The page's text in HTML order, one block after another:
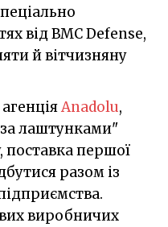
від BMC Defense,
й вітчизняну
Anadolu,
лаштунками"
поставка першої
разом із
виробничих